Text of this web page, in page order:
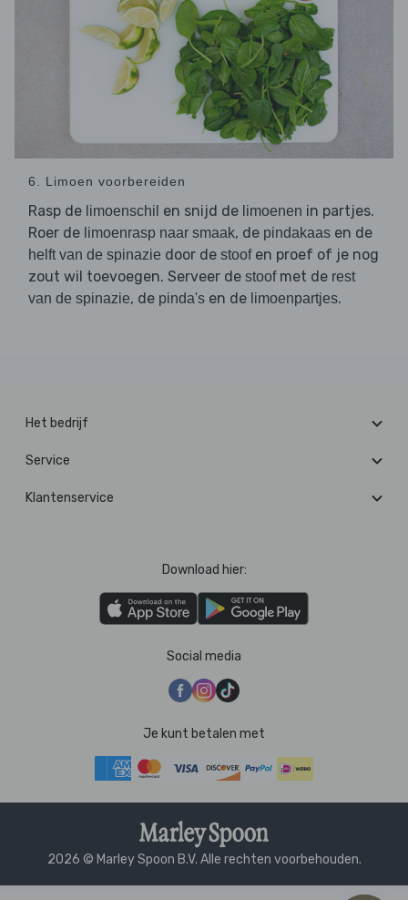
6. Limoen voorbereiden
Rasp de limoenschil en snijd de limoenen in partjes.
Roer de limoenrasp naar smaak, de pindakaas en de
helft van de spinazie door de stoofen proef of je nog
zout wil toevoegen. Serveer de stoofmet de rest
van de spinazie, de pinda's en de limoenpartjes.
Het bedrijf
Service
Klantenservice
Download hier:
Social media
Je kunt betalen met
2026 © Marley Spoon B.V. Alle rechten voorbehouden.